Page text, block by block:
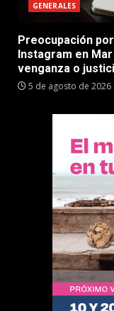
GENERALES
Preocupación
Instagram en
venganza o
5 de agosto de 2026